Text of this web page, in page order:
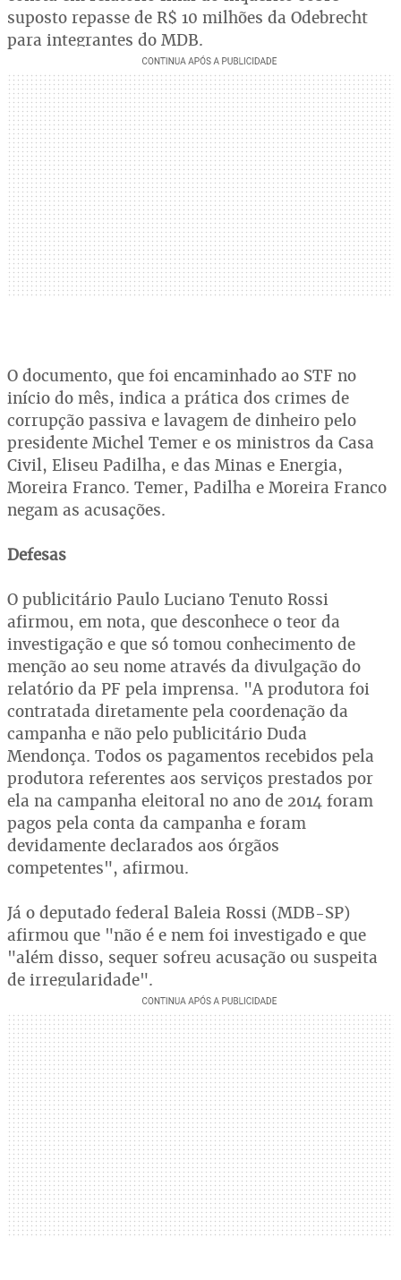
suposto repasse de R$ 10 milhões da Odebrecht
para integrantes do MDB.
O documento, que foi encaminhado ao STF no
início do mês, indica a prática dos crimes de
corrupção passiva e lavagem de dinheiro pelo
presidente Michel Temer e os ministros da Casa
Civil, Eliseu Padilha, e das Minas e Energia,
Moreira Franco. Temer, Padilha e Moreira Franco
negam as acusações.
Defesas
O publicitário Paulo Luciano Tenuto Rossi
afirmou, em nota, que desconhece o teor da
investigação e que só tomou conhecimento de
menção ao seu nome através da divulgação do
relatório da PF pela imprensa. "A produtora foi
contratada diretamente pela coordenação da
campanha e não pelo publicitário Duda
Mendonça. Todos os pagamentos recebidos pela
produtora referentes aos serviços prestados por
ela na campanha eleitoral no ano de 2014 foram
pagos pela conta da campanha e foram
devidamente declarados aos órgãos
competentes", afirmou.
Já o deputado federal Baleia Rossi (MDB-SP)
afirmou que "não é e nem foi investigado e que
"além disso, sequer sofreu acusação ou suspeita
de irregularidade".